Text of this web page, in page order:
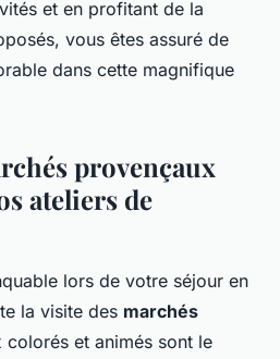
et en profitant de la
vous êtes assuré de
dans cette magnifique
provençaux
ateliers de
lors de votre séjour en
la visite des marchés
colorés et animés sont le